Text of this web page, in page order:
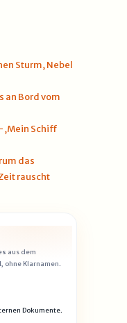
Sturm, Nebel
an Bord vom
Schiff
das
rauscht
aus dem
ohne Klarnamen.
Dokumente.